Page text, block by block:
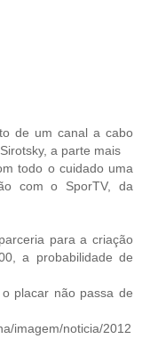
de um canal a cabo
a parte mais
todo o cuidado uma
com o SporTV, da
para a criação
a probabilidade de
placar não passa de
imagem/noticia/2012